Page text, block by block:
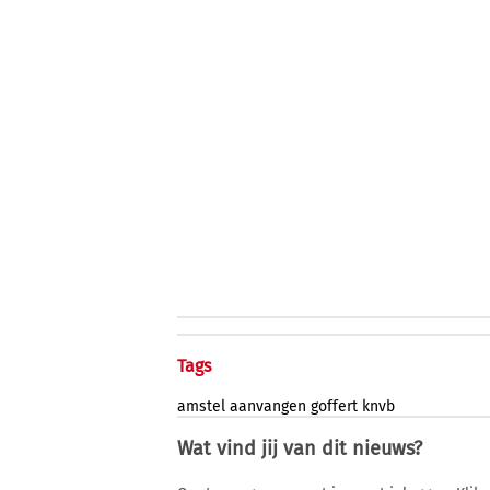
Tags
amstel aanvangen goffert knvb
Wat vind jij van dit nieuws?